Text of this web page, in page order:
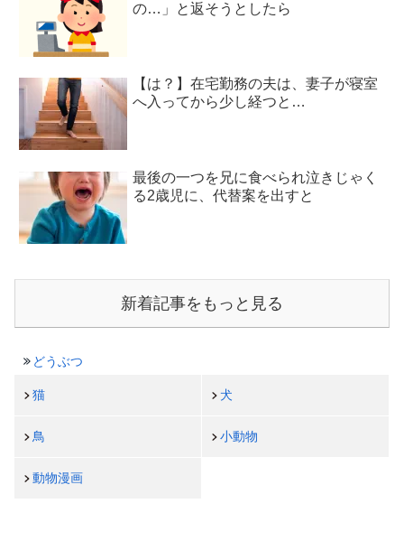
の…」と返そうとしたら
【は？】在宅勤務の夫は、妻子が寝室
へ入ってから少し経つと…
最後の一つを兄に食べられ泣きじゃく
る2歳児に、代替案を出すと
新着記事をもっと見る
どうぶつ
猫 犬
鳥 小動物
動物漫画